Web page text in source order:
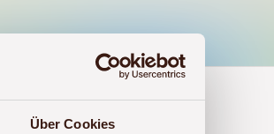
Über Cookies